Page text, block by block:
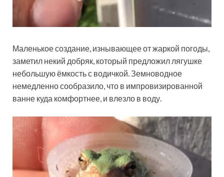
Маленькое создание, изнывающее от жаркой погоды,
заметил некий добряк, который предложил лягушке
небольшую ёмкость с водичкой. Земноводное
немедленно сообразило, что в импровизированной
ванне куда комфортнее, и влезло в воду.